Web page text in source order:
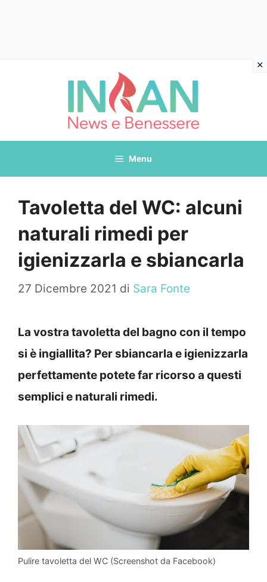
Menu
Tavoletta del WC: alcuni
naturali rimedi per
igienizzarla e sbiancarla
27 Dicembre 2021 di Sara Fonte
La vostra tavoletta del bagno con il tempo
si è ingiallita? Per sbiancarla e igienizzarla
perfettamente potete far ricorso a questi
semplici e naturali rimedi.
Pulire tavoletta del WC (Screenshot da Facebook)